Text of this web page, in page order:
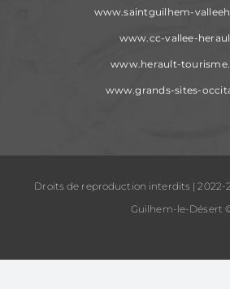
www.saintguilhem-
www.cc-vallee-
www.herault-
www.grands-sites-
Droits de reproduction interdits | 2022-
Guilhem-le-Désert